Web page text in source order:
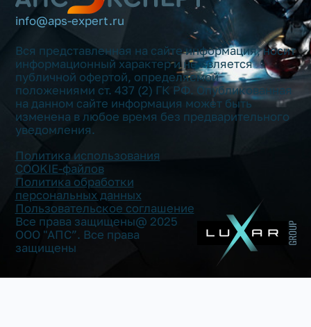
info@aps-expert.ru
Вся представленная на сайте информация, носит
информационный характер и не является
публичной офертой, определяемой
положениями ст. 437 (2) ГК РФ. Опубликованная
на данном сайте информация может быть
изменена в любое время без предварительного
уведомления.
Политика использования
COOKIE-файлов
Политика обработки
персональных данных
Пользовательское соглашение
Все права защищены@ 2025
ООО "АПС”. Все права
защищены